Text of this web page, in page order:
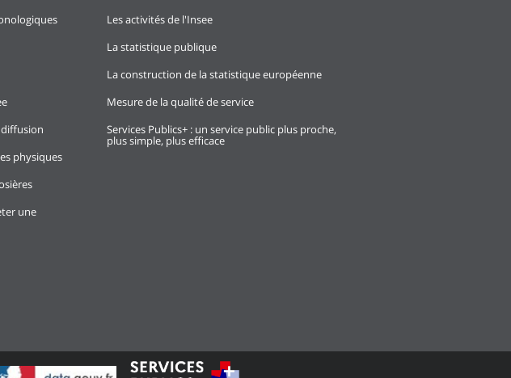
diffusion
physiques
une
Les activités de l'Insee
La statistique publique
La construction de la statistique européenne
Mesure de la qualité de service
Services Publics+ : un service public plus proche,
plus simple, plus efficace